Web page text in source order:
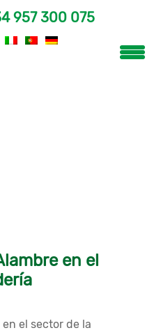
957 300 075
en el
el sector de la